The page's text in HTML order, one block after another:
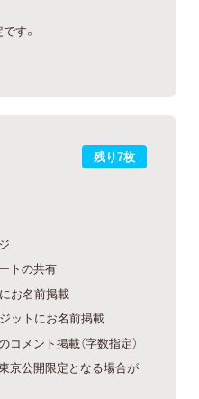
す。
残り7枚
トの共有
お名前掲載
ットにお名前掲載
メント掲載（字数指定）
京公開限定となる場合が